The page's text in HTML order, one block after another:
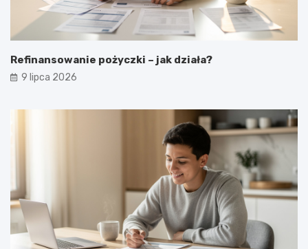
Refinansowanie pożyczki – jak działa?
9 lipca 2026